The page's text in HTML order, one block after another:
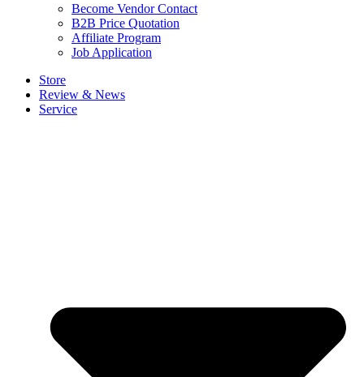
Become Vendor Contact
B2B Price Quotation
Affiliate Program
Job Application
Store
Review & News
Service